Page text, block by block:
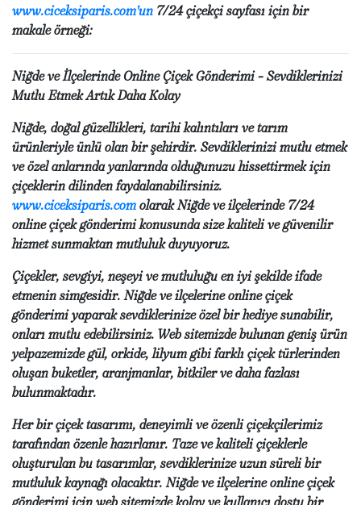
www.ciceksiparis.com'un 7/24 çiçekçi sayfası için bir
makale örneği:
Niğde ve İlçelerinde Online Çiçek Gönderimi - Sevdiklerinizi
Mutlu Etmek Artık Daha Kolay
Niğde, doğal güzellikleri, tarihi kalıntıları ve tarım
ürünleriyle ünlü olan bir şehirdir. Sevdiklerinizi mutlu etmek
ve özel anlarında yanlarında olduğunuzu hissettirmek için
çiçeklerin dilinden faydalanabilirsiniz.
www.ciceksiparis.com olarak Niğde ve ilçelerinde 7/24
online çiçek gönderimi konusunda size kaliteli ve güvenilir
hizmet sunmaktan mutluluk duyuyoruz.
Çiçekler, sevgiyi, neşeyi ve mutluluğu en iyi şekilde ifade
etmenin simgesidir. Niğde ve ilçelerine online çiçek
gönderimi yaparak sevdiklerinize özel bir hediye sunabilir,
onları mutlu edebilirsiniz. Web sitemizde bulunan geniş ürün
yelpazemizde gül, orkide, lilyum gibi farklı çiçek türlerinden
oluşan buketler, aranjmanlar, bitkiler ve daha fazlası
bulunmaktadır.
Her bir çiçek tasarımı, deneyimli ve özenli çiçekçilerimiz
tarafından özenle hazırlanır. Taze ve kaliteli çiçeklerle
oluşturulan bu tasarımlar, sevdiklerinize uzun süreli bir
mutluluk kaynağı olacaktır. Niğde ve ilçelerine online çiçek